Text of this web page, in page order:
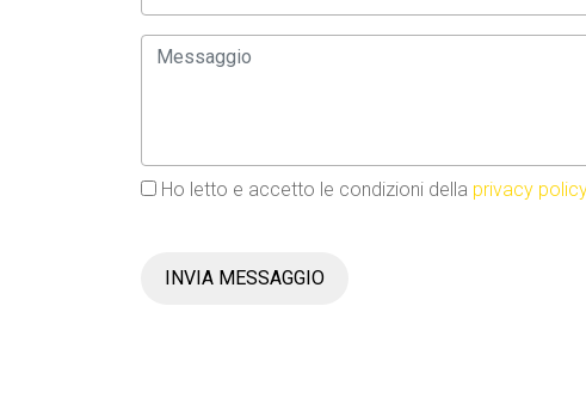
Ho letto e accetto le condizioni della privacy
INVIA MESSAGGIO